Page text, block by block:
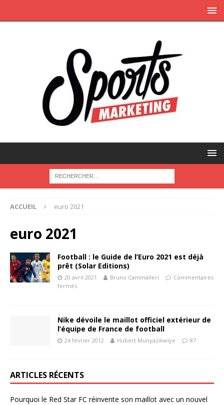
ACCUEIL euro 2021
euro 2021
Football : le Guide de l’Euro 2021 est déjà
prêt (Solar Editions)
20 avril 2021 Bruno Cammalleri
Commentaires
fermés
Nike dévoile le maillot officiel extérieur de
l’équipe de France de football
24 février 2012 Hubert Munyazikwiye 87
ARTICLES RÉCENTS
Pourquoi le Red Star FC réinvente son maillot avec un nouvel